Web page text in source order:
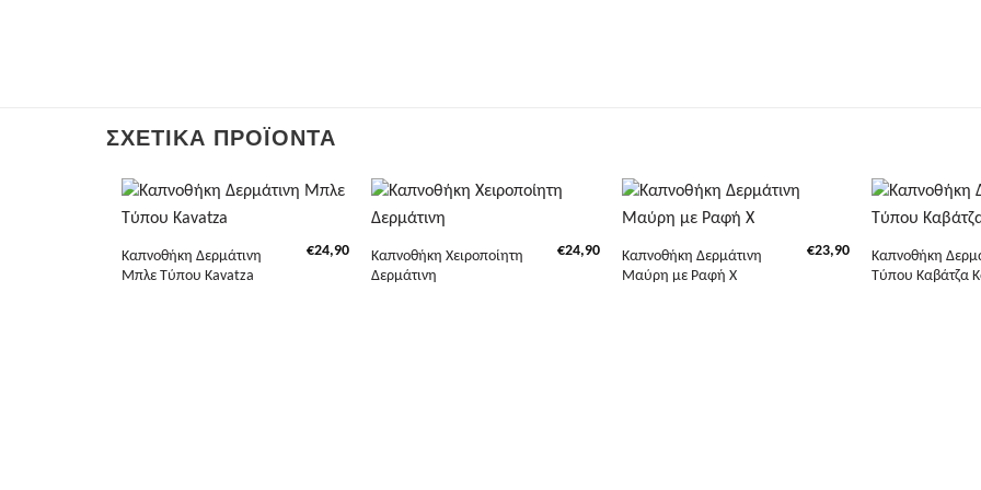
ΣΧΕΤΙΚΆ ΠΡΟΪΌΝΤΑ
+
Καπνοθήκη Δερμάτινη
Μπλε Τύπου Kavatza
€24,90
+
Καπνοθήκη Χειροποίητη
Δερμάτινη
€24,90
+
Καπνοθήκη Δερμάτινη
Μαύρη με Ραφή Χ
€23,90
+
Καπνοθήκη
Τύπου Καβάτζα